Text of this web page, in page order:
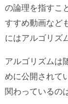
の論理を指すこ
すすめ動画など
にはアルゴリズ
アルゴリズムは
めに公開されて
関わっているの